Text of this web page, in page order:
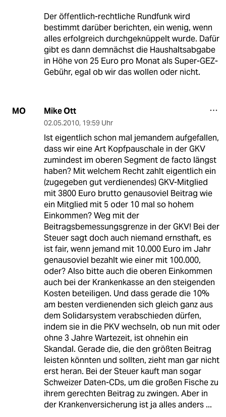
Der öffentlich-rechtliche Rundfunk wird
bestimmt darüber berichten, ein wenig, wenn
alles erfolgreich durchgeknüppelt wurde. Dafür
gibt es dann demnächst die Haushaltsabgabe
in Höhe von 25 Euro pro Monat als Super-GEZ-
Gebühr, egal ob wir das wollen oder nicht.
MO Mike Ott
02.05.2010, 19:59 Uhr
Ist eigentlich schon mal jemandem aufgefallen,
dass wir eine Art Kopfpauschale in der GKV
zumindest im oberen Segment de facto längst
haben? Mit welchem Recht zahlt eigentlich ein
(zugegeben gut verdienendes) GKV-Mitglied
mit 3800 Euro brutto genausoviel Beitrag wie
ein Mitglied mit 5 oder 10 mal so hohem
Einkommen? Weg mit der
Beitragsbemessungsgrenze in der GKV! Bei der
Steuer sagt doch auch niemand ernsthaft, es
ist fair, wenn jemand mit 10.000 Euro im Jahr
genausoviel bezahlt wie einer mit 100.000,
oder? Also bitte auch die oberen Einkommen
auch bei der Krankenkasse an den steigenden
Kosten beteiligen. Und dass gerade die 10%
am besten verdienenden sich gleich ganz aus
dem Solidarsystem verabschieden dürfen,
indem sie in die PKV wechseln, ob nun mit oder
ohne 3 Jahre Wartezeit, ist ohnehin ein
Skandal. Gerade die, die den größten Beitrag
leisten könnten und sollten, zieht man gar nicht
erst heran. Bei der Steuer kauft man sogar
Schweizer Daten-CDs, um die großen Fische zu
ihrem gerechten Beitrag zu zwingen. Aber in
der Krankenversicherung ist ja alles anders ...